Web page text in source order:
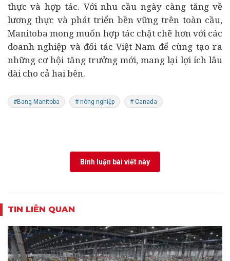
thực và hợp tác. Với nhu cầu ngày càng tăng về
lương thực và phát triển bền vững trên toàn cầu,
Manitoba mong muốn hợp tác chặt chẽ hơn với các
doanh nghiệp và đối tác Việt Nam để cùng tạo ra
những cơ hội tăng trưởng mới, mang lại lợi ích lâu
dài cho cả hai bên.
#Bang Manitoba # nông nghiệp # Canada
Bình luận bài viết này
TIN LIÊN QUAN